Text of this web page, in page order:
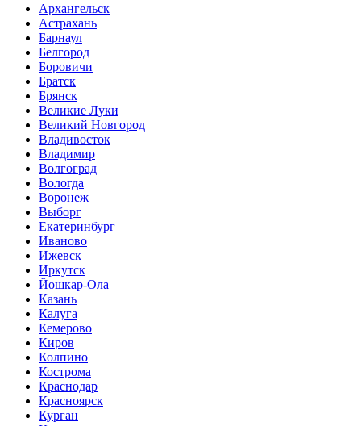
Архангельск
Астрахань
Барнаул
Белгород
Боровичи
Братск
Брянск
Великие Луки
Великий Новгород
Владивосток
Владимир
Волгоград
Вологда
Воронеж
Выборг
Екатеринбург
Иваново
Ижевск
Иркутск
Йошкар-Ола
Казань
Калуга
Кемерово
Киров
Колпино
Кострома
Краснодар
Красноярск
Курган